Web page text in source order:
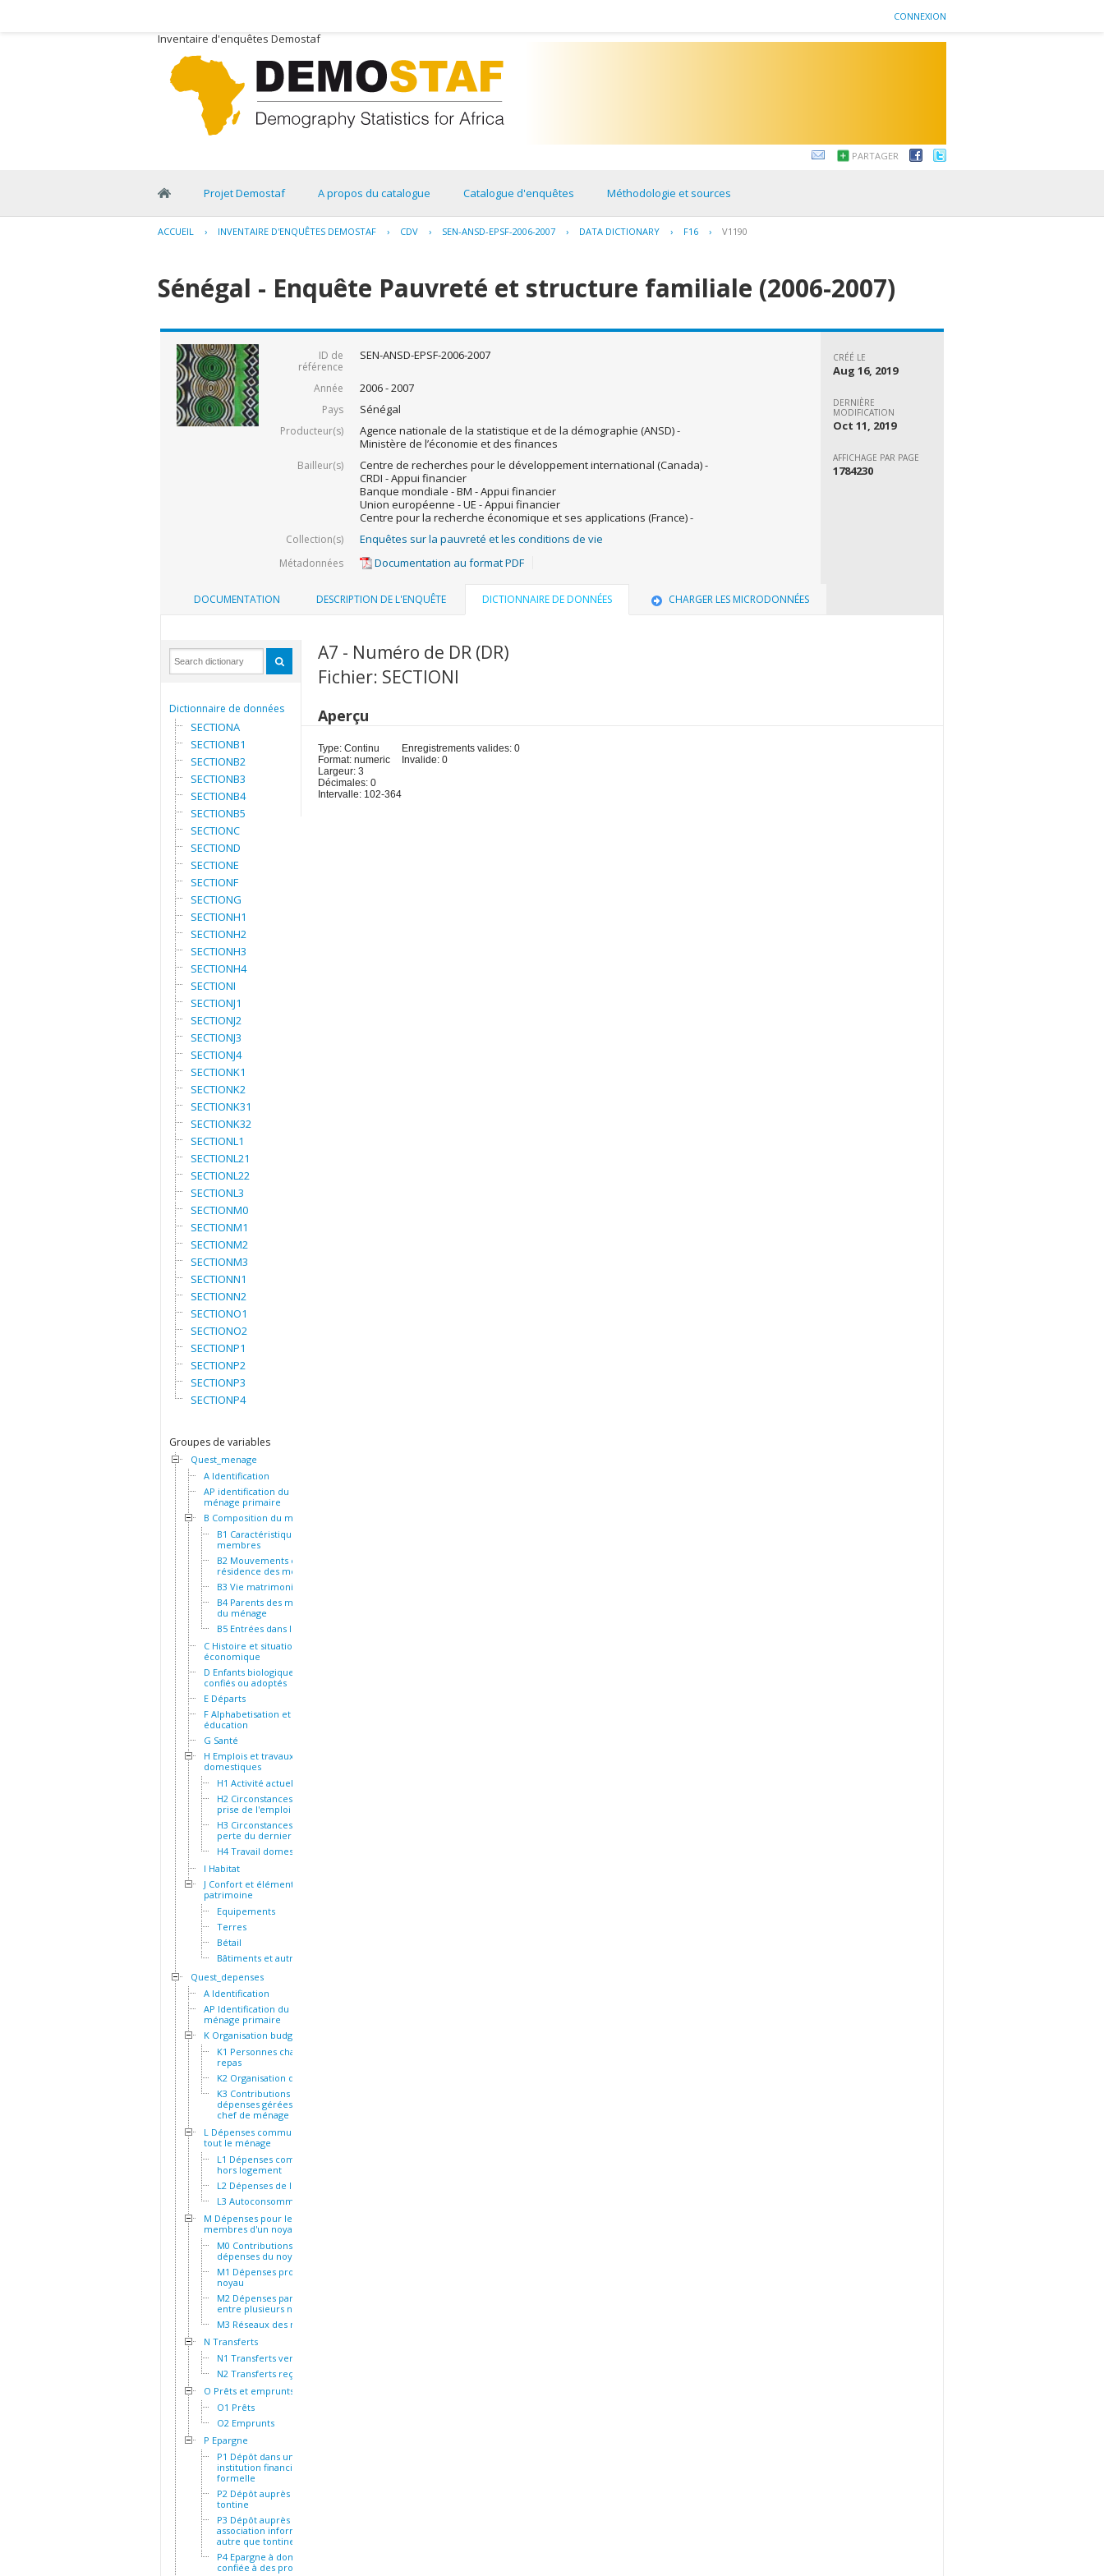
CONNEXION
Inventaire d'enquêtes Demostaf
PARTAGER
Projet Demostaf A propos du catalogue Catalogue d'enquêtes Méthodologie et sources
ACCUEIL › INVENTAIRE D'ENQUÊTES DEMOSTAF › CDV › SEN-ANSD-EPSF-2006-2007 › DATA DICTIONARY › F16 › V1190
Sénégal - Enquête Pauvreté et structure familiale (2006-2007)
ID de
référence
SEN-ANSD-EPSF-2006-2007
Année 2006 - 2007
Pays Sénégal
Producteur(s)
Agence nationale de la statistique et de la démographie (ANSD) -
Ministère de l’économie et des finances
Bailleur(s)
Centre de recherches pour le développement international (Canada) -
CRDI - Appui financier
Banque mondiale - BM - Appui financier
Union européenne - UE - Appui financier
Centre pour la recherche économique et ses applications (France) -
Collection(s) Enquêtes sur la pauvreté et les conditions de vie
Métadonnées Documentation au format PDF
CRÉÉ LE
Aug 16, 2019
DERNIÈRE
MODIFICATION
Oct 11, 2019
AFFICHAGE PAR PAGE
1784230
DOCUMENTATION DESCRIPTION DE L'ENQUÊTE DICTIONNAIRE DE DONNÉES CHARGER LES MICRODONNÉES
Dictionnaire de données
SECTIONA
SECTIONB1
SECTIONB2
SECTIONB3
SECTIONB4
SECTIONB5
SECTIONC
SECTIOND
SECTIONE
SECTIONF
SECTIONG
SECTIONH1
SECTIONH2
SECTIONH3
SECTIONH4
SECTIONI
SECTIONJ1
SECTIONJ2
SECTIONJ3
SECTIONJ4
SECTIONK1
SECTIONK2
SECTIONK31
SECTIONK32
SECTIONL1
SECTIONL21
SECTIONL22
SECTIONL3
SECTIONM0
SECTIONM1
SECTIONM2
SECTIONM3
SECTIONN1
SECTIONN2
SECTIONO1
SECTIONO2
SECTIONP1
SECTIONP2
SECTIONP3
SECTIONP4
Groupes de variables
Quest_menage
A Identification
AP identification du
ménage primaire
B Composition du ménage
B1 Caractéristiques des
membres
B2 Mouvements et
résidence des membres
B3 Vie matrimoniale
B4 Parents des membres
du ménage
B5 Entrées dans le ménage
C Histoire et situation socio-
économique
D Enfants biologiques,
confiés ou adoptés
E Départs
F Alphabetisation et
éducation
G Santé
H Emplois et travaux
domestiques
H1 Activité actuelle
H2 Circonstances de la
prise de l'emploi actuel
H3 Circonstances de la
perte du dernier emploi
H4 Travail domestique
I Habitat
J Confort et éléments de
patrimoine
Equipements
Terres
Bétail
Bâtiments et autres actifs
Quest_depenses
A Identification
AP Identification du
ménage primaire
K Organisation budgétaire
K1 Personnes chargées du
repas
K2 Organisation des repas
K3 Contributions et
dépenses gérées par le
chef de ménage
L Dépenses communes à
tout le ménage
L1 Dépenses communes
hors logement
L2 Dépenses de logement
L3 Autoconsommation
M Dépenses pour les
membres d'un noyau
M0 Contributions aux
dépenses du noyau
M1 Dépenses propres au
noyau
M2 Dépenses partagées
entre plusieurs noyaux
M3 Réseaux des noyaux
N Transferts
N1 Transferts versés
N2 Transferts reçus
O Prêts et emprunts
O1 Prêts
O2 Emprunts
P Epargne
P1 Dépôt dans une
institution financière
formelle
P2 Dépôt auprès d'une
tontine
P3 Dépôt auprès d'une
association informelle
autre que tontine
P4 Epargne à domicile ou
confiée à des proches
A7 - Numéro de DR (DR)
Fichier: SECTIONI
Aperçu
Type: Continu
Format: numeric
Largeur: 3
Décimales: 0
Intervalle: 102-364
Enregistrements valides: 0
Invalide: 0